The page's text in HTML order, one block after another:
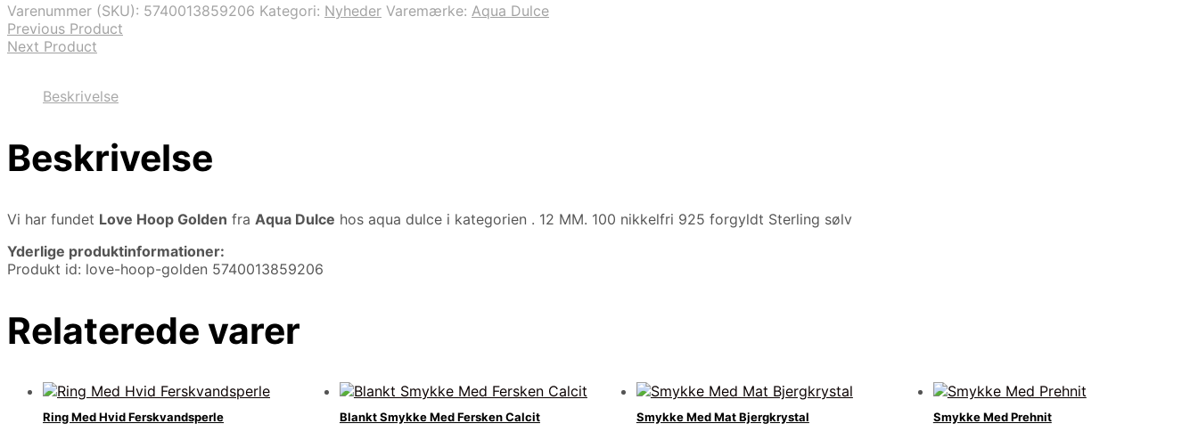
Varenummer (SKU): 5740013859206 Kategori: Nyheder Varemærke: Aqua Dulce
Previous Product
Next Product
Beskrivelse
Beskrivelse
Vi har fundet Love Hoop Golden fra Aqua Dulce hos aqua dulce i kategorien . 12 MM. 100 nikkelfri 925 forgyldt Sterling sølv
Yderlige produktinformationer:
Produkt id: love-hoop-golden 5740013859206
Relaterede varer
Ring Med Hvid Ferskvandsperle Blankt Smykke Med Fersken Calcit Smykke Med Mat Bjergkrystal Smykke Med Prehnit